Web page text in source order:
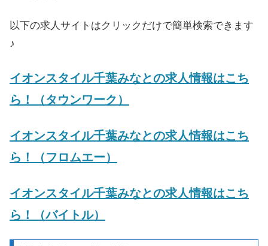
以下の求人サイトはクリックだけで簡単検索できます
♪
イオンスタイル千葉みなとの求人情報はこち
ら！（タウンワーク）
イオンスタイル千葉みなとの求人情報はこち
ら！（フロムエー）
イオンスタイル千葉みなとの求人情報はこち
ら！（バイトル）